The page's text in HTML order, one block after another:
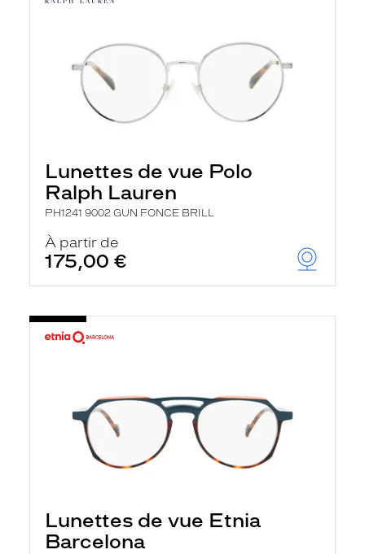
Lunettes de vue Polo
Ralph Lauren
PH1241 9002 GUN FONCE BRILL
À partir de
175,00 €
Lunettes de vue Etnia
Barcelona